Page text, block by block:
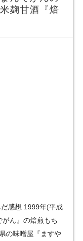
麹甘酒『焙
感想 1999年(平成
ん』の焙煎もち
の味噌屋『ますや